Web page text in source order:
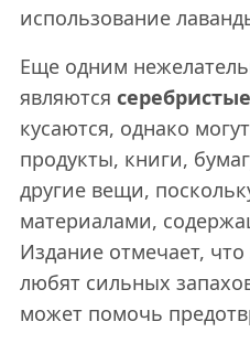
использование
Еще одним
являются
кусаются, однако
продукты, книги,
другие вещи,
материалами,
Издание отмечает,
любят сильных
может помочь